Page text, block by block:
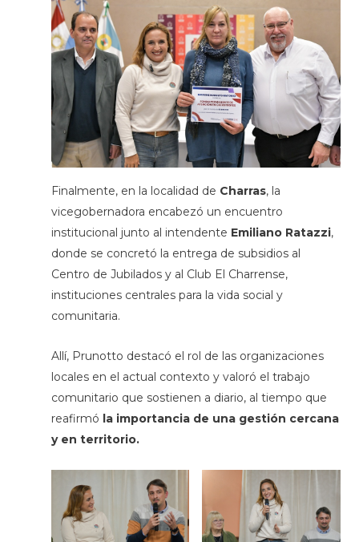
Finalmente, en la localidad de Charras, la
vicegobernadora encabezó un encuentro
institucional junto al intendente Emiliano Ratazzi,
donde se concretó la entrega de subsidios al
Centro de Jubilados y al Club El Charrense,
instituciones centrales para la vida social y
comunitaria.
Allí, Prunotto destacó el rol de las organizaciones
locales en el actual contexto y valoró el trabajo
comunitario que sostienen a diario, al tiempo que
reafirmó la importancia de una gestión cercana
y en territorio.